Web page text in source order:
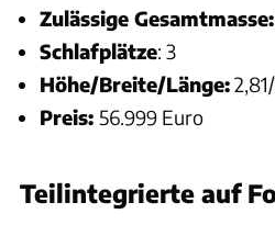
Zulässige Gesamtmasse:
Schlafplätze: 3
Höhe/Breite/Länge:
Preis: 56.999 Euro
Teilintegrierte auf